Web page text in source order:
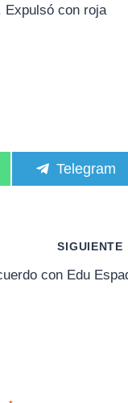
Expulsó con roja
C
o
r
t
i
r
Telegram
SIGUIENTE
con Edu